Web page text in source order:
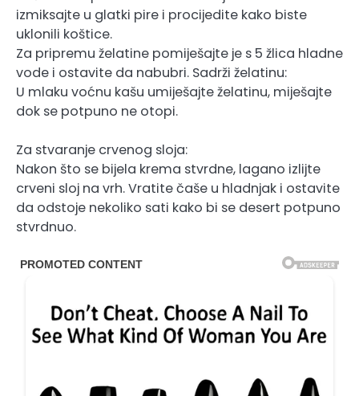
izmiksajte u glatki pire i procijedite kako biste
uklonili koštice.
Za pripremu želatine pomiješajte je s 5 žlica hladne
vode i ostavite da nabubri. Sadrži želatinu:
U mlaku voćnu kašu umiješajte želatinu, miješajte
dok se potpuno ne otopi.
Za stvaranje crvenog sloja:
Nakon što se bijela krema stvrdne, lagano izlijte
crveni sloj na vrh. Vratite čaše u hladnjak i ostavite
da odstoje nekoliko sati kako bi se desert potpuno
stvrdnuo.